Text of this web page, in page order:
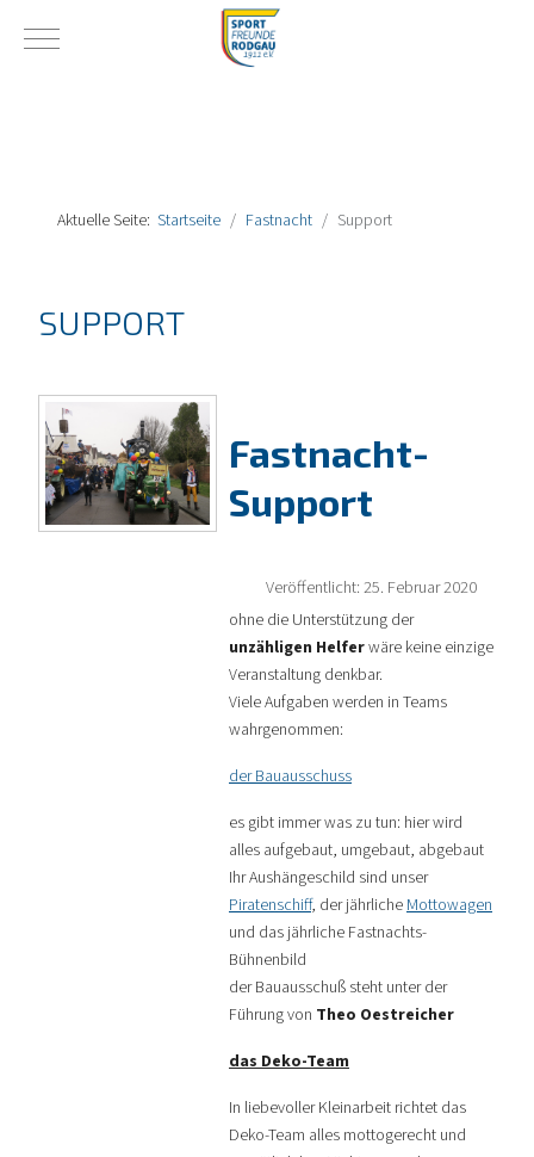
Mobile Menu Toggle
Aktuelle Seite: Startseite Fastnacht Support
SUPPORT
Fastnacht-
Support
Veröffentlicht: 25. Februar 2020
ohne die Unterstützung der
unzähligen Helferwäre keine einzige
Veranstaltung denkbar.
Viele Aufgaben werden in Teams
wahrgenommen:
der Bauausschuss
es gibt immer was zu tun: hier wird
alles aufgebaut, umgebaut, abgebaut
Ihr Aushängeschild sind unser
Piratenschiff, der jährliche Mottowagen
und das jährliche Fastnachts-
Bühnenbild
der Bauausschuß steht unter der
Führung von Theo Oestreicher
das Deko-Team
In liebevoller Kleinarbeit richtet das
Deko-Team alles mottogerecht und